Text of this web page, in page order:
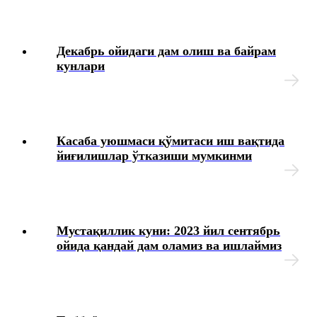
Иш хақи сақланмаган холда бериладиган таътилни
Йиллик меҳнат таътилини беришни рад этиш
Қалбаки меҳнат дафтарчалари, шунингдек меҳнат
Декабрь ойидаги дам олиш ва байрам
кунлари
Касаба уюшмаси қўмитаси иш вақтида
йиғилишлар ўтказиши мумкинми
Мустақиллик куни: 2023 йил сентябрь
ойида қандай дам оламиз ва ишлаймиз